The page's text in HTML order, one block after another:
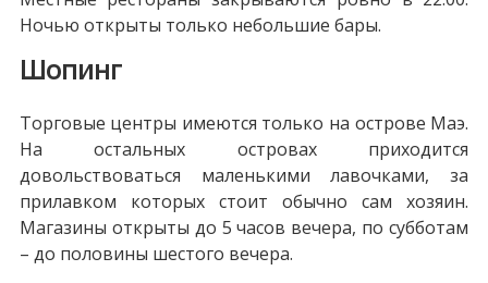
Ночью открыты только небольшие бары.
Шопинг
Торговые центры имеются только на острове Маэ.
На остальных островах приходится
довольствоваться маленькими лавочками, за
прилавком которых стоит обычно сам хозяин.
Магазины открыты до 5 часов вечера, по субботам
– до половины шестого вечера.